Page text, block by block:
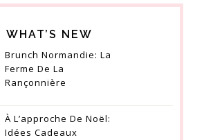
WHAT’S NEW
Brunch Normandie: La
Ferme De La
Rançonnière
À L’approche De Noël:
Idées Cadeaux